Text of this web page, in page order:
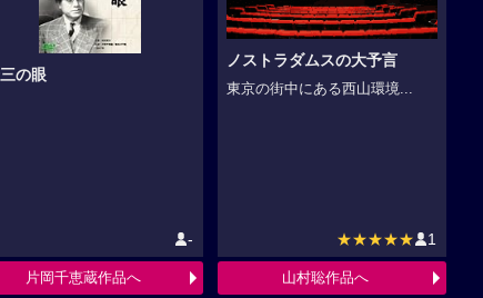
の眼
-
片岡千恵蔵作品へ
ノストラダムスの大予言
東京の街中にある西山環境...
★★★★★ 1
山村聡作品へ